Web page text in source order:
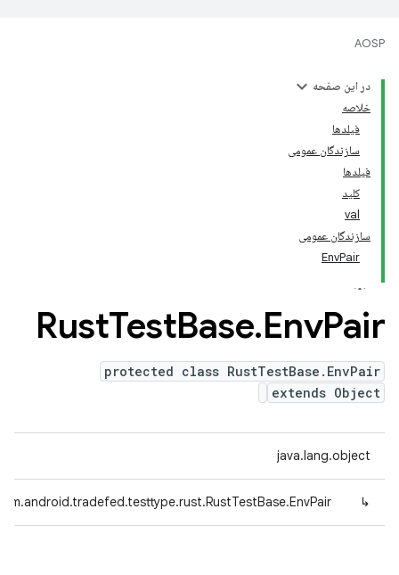
AOSP
در این صفحه
خلاصه
فیلدها
سازندگان عمومی
فیلدها
کلید
val
سازندگان عمومی
EnvPair
RustTestBase.EnvPair
protected class RustTestBase.EnvPair
extends Object
java.lang.object
↳